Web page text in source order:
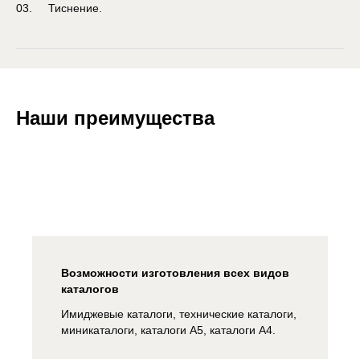
Тиснение.
Наши преимущества
Возможности изготовления всех видов
каталогов
Имиджевые каталоги, технические каталоги,
миникаталоги, каталоги А5, каталоги А4.